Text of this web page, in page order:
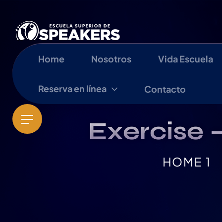
Home Nosotros Vida Escuela
Reserva en línea Contacto
Exercise
HOME 1